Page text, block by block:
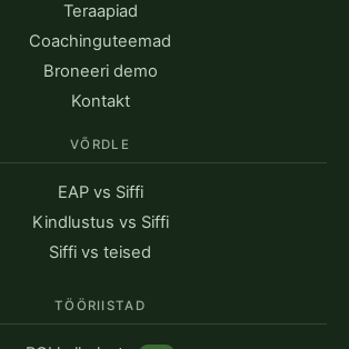
Teraapiad
Coachinguteemad
Broneeri demo
Kontakt
VÕRDLE
EAP vs Siffi
Kindlustus vs Siffi
Siffi vs teised
TÖÖRIISTAD